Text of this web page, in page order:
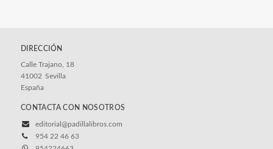
DIRECCIÓN
Calle Trajano, 18
41002 Sevilla
España
CONTACTA CON NOSOTROS
editorial@padillalibros.com
954 22 46 63